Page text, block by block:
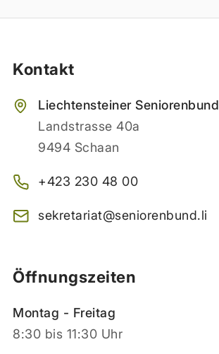
Kontakt
Liechtensteiner Seniorenbund
Landstrasse 40a
9494 Schaan
+423 230 48 00
sekretariat@seniorenbund.li
Öffnungszeiten
Montag - Freitag
8:30 bis 11:30 Uhr